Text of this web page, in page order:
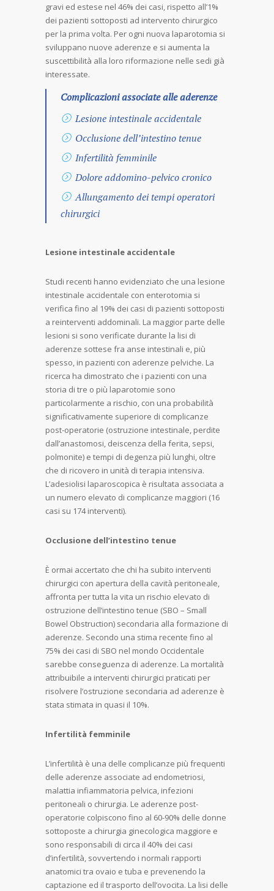
gravi ed estese nel 46% dei casi, rispetto all’1%
dei pazienti sottoposti ad intervento chirurgico
per la prima volta. Per ogni nuova laparotomia si
sviluppano nuove aderenze e si aumenta la
suscettibilità alla loro riformazione nelle sedi già
interessate.
Complicazioni associate alle aderenze
Lesione intestinale accidentale
Occlusione dell’intestino tenue
Infertilità femminile
Dolore addomino-pelvico cronico
Allungamento dei tempi operatori
chirurgici
Lesione intestinale accidentale
Studi recenti hanno evidenziato che una lesione
intestinale accidentale con enterotomia si
verifica fino al 19% dei casi di pazienti sottoposti
a reinterventi addominali. La maggior parte delle
lesioni si sono verificate durante la lisi di
aderenze sottese fra anse intestinali e, più
spesso, in pazienti con aderenze pelviche. La
ricerca ha dimostrato che i pazienti con una
storia di tre o più laparotomie sono
particolarmente a rischio, con una probabilità
significativamente superiore di complicanze
post-operatorie (ostruzione intestinale, perdite
dall’anastomosi, deiscenza della ferita, sepsi,
polmonite) e tempi di degenza più lunghi, oltre
che di ricovero in unità di terapia intensiva.
L’adesiolisi laparoscopica è risultata associata a
un numero elevato di complicanze maggiori (16
casi su 174 interventi).
Occlusione dell’intestino tenue
È ormai accertato che chi ha subito interventi
chirurgici con apertura della cavità peritoneale,
affronta per tutta la vita un rischio elevato di
ostruzione dell’intestino tenue (SBO – Small
Bowel Obstruction) secondaria alla formazione di
aderenze. Secondo una stima recente fino al
75% dei casi di SBO nel mondo Occidentale
sarebbe conseguenza di aderenze. La mortalità
attribuibile a interventi chirurgici praticati per
risolvere l’ostruzione secondaria ad aderenze è
stata stimata in quasi il 10%.
Infertilità femminile
L’infertilità è una delle complicanze più frequenti
delle aderenze associate ad endometriosi,
malattia infiammatoria pelvica, infezioni
peritoneali o chirurgia. Le aderenze post-
operatorie colpiscono fino al 60-90% delle donne
sottoposte a chirurgia ginecologica maggiore e
sono responsabili di circa il 40% dei casi
d’infertilità, sovvertendo i normali rapporti
anatomici tra ovaio e tuba e prevenendo la
captazione ed il trasporto dell’ovocita. La lisi delle